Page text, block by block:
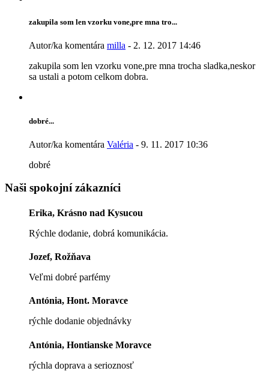
zakupila som len vzorku vone,pre mna tro...
Autor/ka komentára milla - 2. 12. 2017 14:46
zakupila som len vzorku vone,pre mna trocha sladka,neskor
sa ustali a potom celkom dobra.
dobré...
Autor/ka komentára Valéria - 9. 11. 2017 10:36
dobré
Naši spokojní zákazníci
Erika, Krásno nad Kysucou
Rýchle dodanie, dobrá komunikácia.
Jozef, Rožňava
Veľmi dobré parfémy
Antónia, Hont. Moravce
rýchle dodanie objednávky
Antónia, Hontianske Moravce
rýchla doprava a serioznosť